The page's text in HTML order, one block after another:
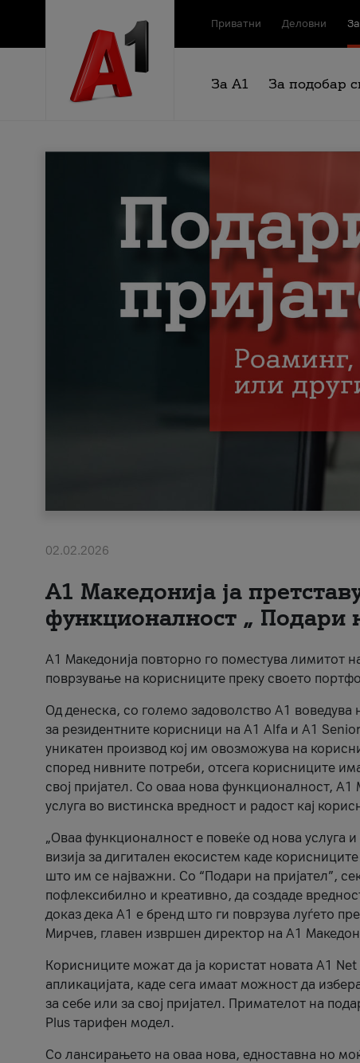
Приватни Деловни
За А1 За подобар
02.02.2026
А1 Македонија ја
функционалност „ Подари
А1 Македонија повторно го поместува лимитот
поврзување на корисниците преку своето
Од денеска, со големо задоволство А1 воведува
за резидентните корисници на А1 Alfa и A1
уникатен производ кој им овозможува на
според нивните потреби, отсега корисниците
свој пријател. Со оваа нова функционалност,
услуга во вистинска вредност и радост кај
„Оваа функционалност е повеќе од нова услуга
визија за дигитален екосистем каде
што им се најважни. Со “Подари на пријател”,
пофлексибилно и креативно, да создаде
доказ дека А1 е бренд што ги поврзува луѓето
Мирчев, главен извршен директор на А1
Корисниците можат да ја користат новата А1
апликацијата, каде сега имаат можност да
за себе или за свој пријател. Примателот на
Plus тарифен модел.
Со лансирањето на оваа нова, едноставна но